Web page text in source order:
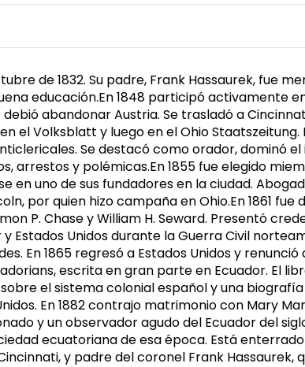
de 1832. Su padre, Frank Hassaurek, fue
educación.En 1848 participó activamente
debió abandonar Austria. Se trasladó a
el Volksblatt y luego en el Ohio
Se destacó como orador,
arrestos y polémicas.En 1855 fue elegido
en uno de sus fundadores en la ciudad.
por quien hizo campaña en Ohio.En 1861
P. Chase y William H. Seward. Presentó
Estados Unidos durante la Guerra Civil
En 1865 regresó a Estados Unidos y
escrita en gran parte en Ecuador. El
el sistema colonial español y una
En 1882 contrajo matrimonio con Mary
y un observador agudo del Ecuador del
ecuatoriana de esa época. Está
y padre del coronel Frank Hassaurek,